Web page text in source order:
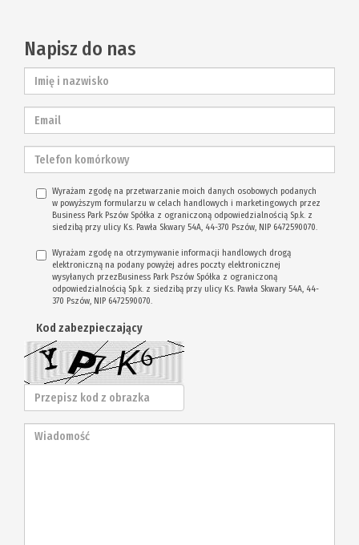
Napisz do nas
Wyrażam zgodę na przetwarzanie moich danych osobowych podanych
w powyższym formularzu w celach handlowych i marketingowych przez
Business Park Pszów Spółka z ograniczoną odpowiedzialnością Sp.k. z
siedzibą przy ulicy Ks. Pawła Skwary 54A, 44-370 Pszów, NIP 6472590070.
Wyrażam zgodę na otrzymywanie informacji handlowych drogą
elektroniczną na podany powyżej adres poczty elektronicznej
wysyłanych przezBusiness Park Pszów Spółka z ograniczoną
odpowiedzialnością Sp.k. z siedzibą przy ulicy Ks. Pawła Skwary 54A, 44-
370 Pszów, NIP 6472590070.
Kod zabezpieczający